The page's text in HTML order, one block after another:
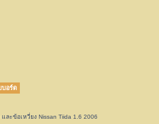
บอร์ด
ละข้อเหวี่ยง Nissan Tiida 1.6 2006